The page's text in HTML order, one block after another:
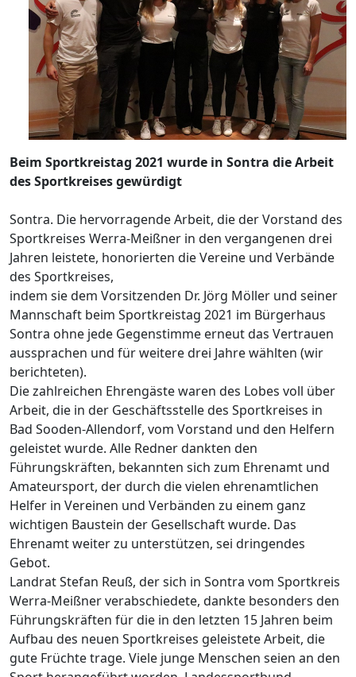
Beim Sportkreistag 2021 wurde in Sontra die Arbeit
des Sportkreises gewürdigt
Sontra. Die hervorragende Arbeit, die der Vorstand des
Sportkreises Werra-Meißner in den vergangenen drei
Jahren leistete, honorierten die Vereine und Verbände
des Sportkreises,
indem sie dem Vorsitzenden Dr. Jörg Möller und seiner
Mannschaft beim Sportkreistag 2021 im Bürgerhaus
Sontra ohne jede Gegenstimme erneut das Vertrauen
aussprachen und für weitere drei Jahre wählten (wir
berichteten).
Die zahlreichen Ehrengäste waren des Lobes voll über
Arbeit, die in der Geschäftsstelle des Sportkreises in
Bad Sooden-Allendorf, vom Vorstand und den Helfern
geleistet wurde. Alle Redner dankten den
Führungskräften, bekannten sich zum Ehrenamt und
Amateursport, der durch die vielen ehrenamtlichen
Helfer in Vereinen und Verbänden zu einem ganz
wichtigen Baustein der Gesellschaft wurde. Das
Ehrenamt weiter zu unterstützen, sei dringendes
Gebot.
Landrat Stefan Reuß, der sich in Sontra vom Sportkreis
Werra-Meißner verabschiedete, dankte besonders den
Führungskräften für die in den letzten 15 Jahren beim
Aufbau des neuen Sportkreises geleistete Arbeit, die
gute Früchte trage. Viele junge Menschen seien an den